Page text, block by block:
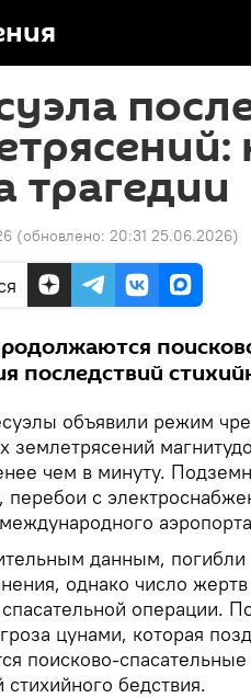
трагедии
(обновлено: 20:31 25.06.2026)
последствий
объявили режим
землетрясений
чем в минуту.
перебои с
данным,
однако число
операции.
цунами, которая
поисково-
стихийного бедствия.